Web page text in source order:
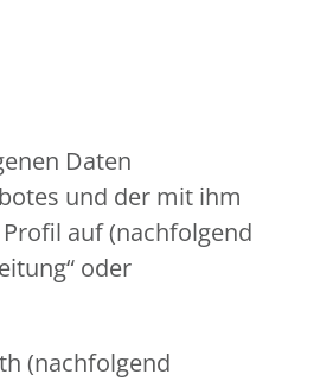
Daten
und der mit ihm
auf (nachfolgend
oder
(nachfolgend